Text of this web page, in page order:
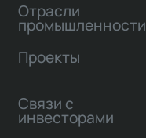
Отрасли
промышленности
Проекты
Связи с
инвесторами